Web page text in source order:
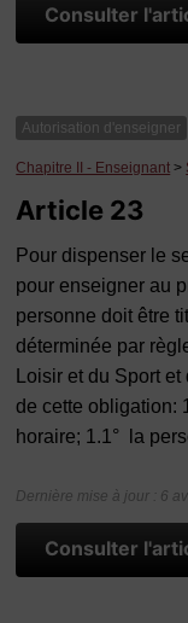
Consulter
Autorisation d'enseigner
Chapitre II - Enseignant >
Article 23
Pour dispenser le
pour enseigner au
personne doit être
déterminée par
Loisir et du Sport
de cette obligation:
horaire; 1.1° la
Dernière mise à jour : 6
Consulter